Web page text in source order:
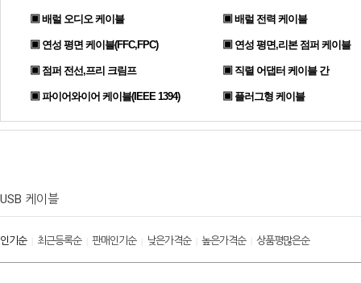
▣ 배럴 오디오 케이블 ▣ 배럴 전력 케이블
▣ 연성 평면 케이블(FFC,FPC) ▣ 연성 평면,리본 점퍼 케이블
▣ 점퍼 전선,프리 크림프 ▣ 직렬 어댑터 케이블 간
▣ 파이어와이어 케이블(IEEE 1394) ▣ 플러그형 케이블
USB 케이블
인기순| 최근등록순| 판매인기순| 낮은가격순| 높은가격순| 상품평많은순